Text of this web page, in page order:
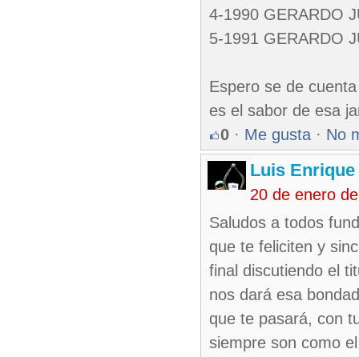
4-1990 GERARDO
5-1991 GERARDO
Espero se de
es el sabor de esa
0 · Me gusta · No
Luis Enrique
20 de enero
Saludos a todos
que te feliciten y
final discutiendo el
nos dará esa
que te pasará, con
siempre son como